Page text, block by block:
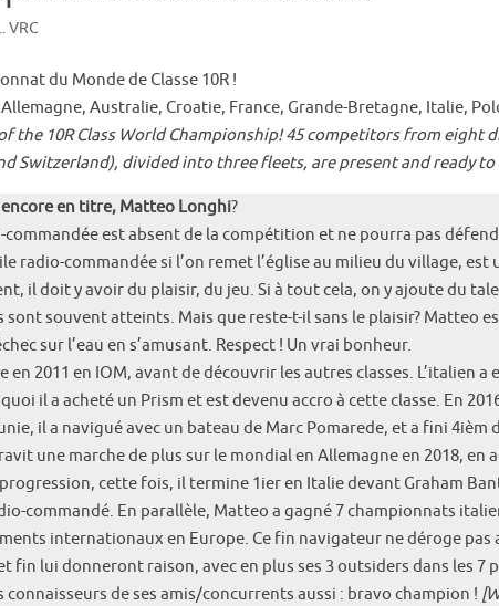
VRC
du Monde de Classe 10R !
Australie, Croatie, France, Grande-Bretagne, Italie,
the 10R Class World Championship! 45 competitors from
Switzerland), divided into three fleets, are present and ready
en titre, Matteo Longhi?
commandée est absent de la compétition et ne pourra pas
radio-commandée si l’on remet l’église au milieu du village, est
il doit y avoir du plaisir, du jeu. Si à tout cela, on y ajoute du
souvent atteints. Mais que reste-t-il sans le plaisir? Matteo
sur l’eau en s’amusant. Respect ! Un vrai bonheur.
2011 en IOM, avant de découvrir les autres classes. L’italien a
il a acheté un Prism et est devenu accro à cette classe. En
il a navigué avec un bateau de Marc Pomarede, et a fini
une marche de plus sur le mondial en Allemagne en 2018, en
cette fois, il termine 1ier en Italie devant Graham
commandé. En parallèle, Matteo a gagné 7 championnats
internationaux en Europe. Ce fin navigateur ne déroge
fin lui donneront raison, avec en plus ses 3 outsiders dans les 7
connaisseurs de ses amis/concurrents aussi : bravo champion !